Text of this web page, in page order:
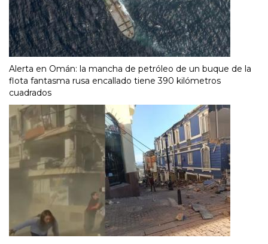
Alerta en Omán: la mancha de petróleo de un buque de la
flota fantasma rusa encallado tiene 390 kilómetros
cuadrados